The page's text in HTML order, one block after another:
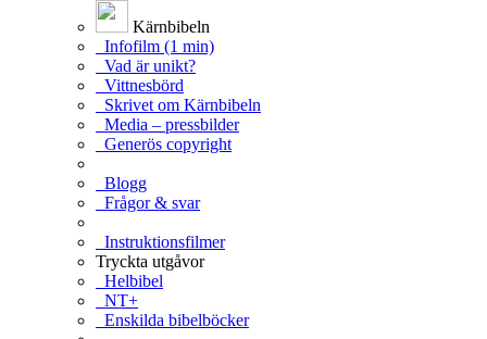
Kärnbibeln
Infofilm (1 min)
Vad är unikt?
Vittnesbörd
Skrivet om Kärnbibeln
Media – pressbilder
Generös copyright
Blogg
Frågor & svar
Instruktionsfilmer
Tryckta utgåvor
Helbibel
NT+
Enskilda bibelböcker